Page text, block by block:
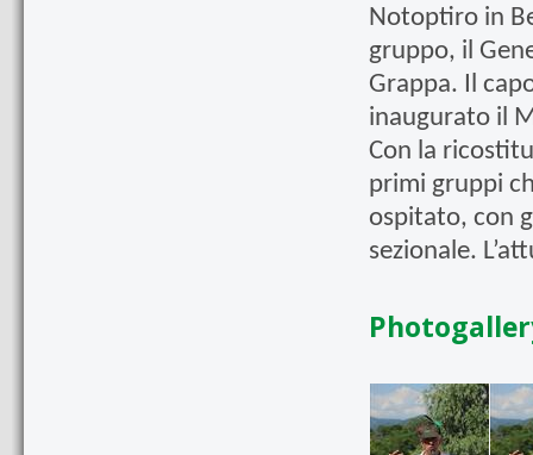
Notoptiro in
gruppo, il
Grappa. Il
inaugurato il
Con la
primi gruppi
ospitato, con
sezionale.